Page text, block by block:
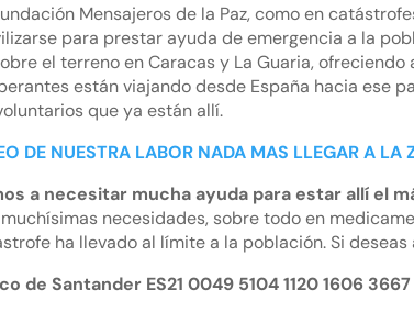
Mensajeros de la Paz, como en
para prestar ayuda de emergencia a la
el terreno en Caracas y La Guaria,
están viajando desde España hacia ese
que ya están allí.
DE NUESTRA LABOR NADA MAS LLEGAR A LA
a necesitar mucha ayuda para estar allí el
necesidades, sobre todo en
ha llevado al límite a la población. Si
de Santander ES21 0049 5104 1120 1606 3667